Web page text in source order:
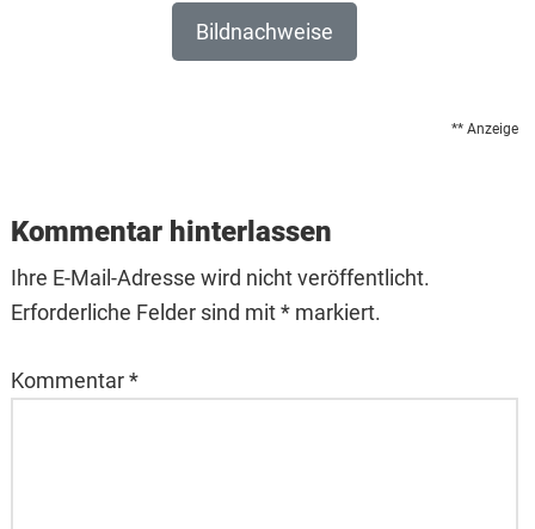
Bildnachweise
** Anzeige
Interactions
Kommentar hinterlassen
Ihre E-Mail-Adresse wird nicht veröffentlicht.
Erforderliche Felder sind mit * markiert.
Kommentar*